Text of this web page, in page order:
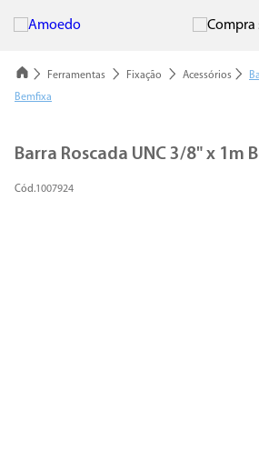
Ferramentas Fixação Acessórios
Bemfixa
Barra Roscada UNC 3/8" x 1m
1007924